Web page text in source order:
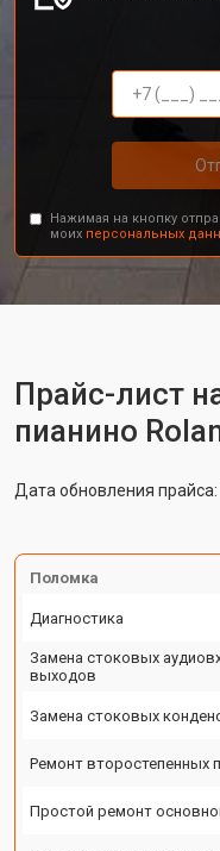
Нажимая на кнопку
моих персональных
Прайс-лист
пианино
Дата обновления прайса:
Поломка
Диагностика
Замена стоковых
выходов
Замена стоковых
Ремонт второстепенных
Простой ремонт